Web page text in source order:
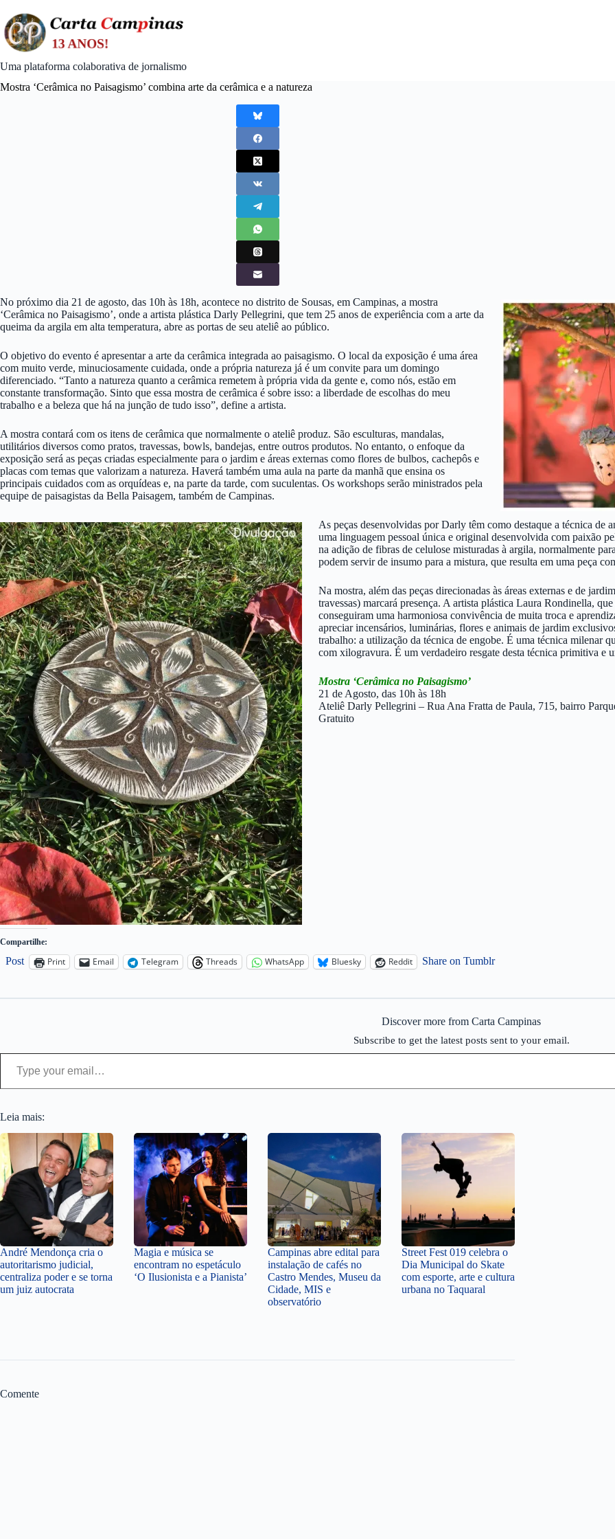
content
Uma plataforma colaborativa de jornalismo
Mostra ‘Cerâmica no Paisagismo’ combina arte da cerâmica e a natureza
No próximo dia 21 de agosto, das 10h às 18h, acontece no distrito de Sousas, em Campinas, a mostra
‘Cerâmica no Paisagismo’, onde a artista plástica Darly Pellegrini, que tem 25 anos de experiência com a arte da
queima da argila em alta temperatura, abre as portas de seu ateliê ao público.
O objetivo do evento é apresentar a arte da cerâmica integrada ao paisagismo. O local da exposição é uma área
com muito verde, minuciosamente cuidada, onde a própria natureza já é um convite para um domingo
diferenciado. “Tanto a natureza quanto a cerâmica remetem à própria vida da gente e, como nós, estão em
constante transformação. Sinto que essa mostra de cerâmica é sobre isso: a liberdade de escolhas do meu
trabalho e a beleza que há na junção de tudo isso”, define a artista.
A mostra contará com os itens de cerâmica que normalmente o ateliê produz. São esculturas, mandalas,
utilitários diversos como pratos, travessas, bowls, bandejas, entre outros produtos. No entanto, o enfoque da
exposição será as peças criadas especialmente para o jardim e áreas externas como flores de bulbos, cachepôs e
placas com temas que valorizam a natureza. Haverá também uma aula na parte da manhã que ensina os
principais cuidados com as orquídeas e, na parte da tarde, com suculentas. Os workshops serão ministrados pela
equipe de paisagistas da Bella Paisagem, também de Campinas.
As peças desenvolvidas por Darly têm como destaque a técnica de
uma linguagem pessoal única e original desenvolvida com paixão
na adição de fibras de celulose misturadas à argila, normalmente
podem servir de insumo para a mistura, que resulta em uma peça
Na mostra, além das peças direcionadas às áreas externas e de
travessas) marcará presença. A artista plástica Laura Rondinella,
conseguiram uma harmoniosa convivência de muita troca e
apreciar incensários, luminárias, flores e animais de jardim
trabalho: a utilização da técnica de engobe. É uma técnica milenar
com xilogravura. É um verdadeiro resgate desta técnica primitiva e
Mostra ‘Cerâmica no Paisagismo’
21 de Agosto, das 10h às 18h
Ateliê Darly Pellegrini – Rua Ana Fratta de Paula, 715, bairro
Gratuito
Compartilhe:
Post Print Email Telegram Threads WhatsApp Bluesky Reddit Share on Tumblr
Discover more from Carta Campinas
Subscribe to get the latest posts sent to your email.
Type your email…
Leia mais:
André Mendonça cria o
autoritarismo judicial,
centraliza poder e se torna
um juiz autocrata
Magia e música se
encontram no espetáculo
‘O Ilusionista e a Pianista’
Campinas abre edital para
instalação de cafés no
Castro Mendes, Museu da
Cidade, MIS e
observatório
Street Fest 019 celebra o
Dia Municipal do Skate
com esporte, arte e cultura
urbana no Taquaral
Comente